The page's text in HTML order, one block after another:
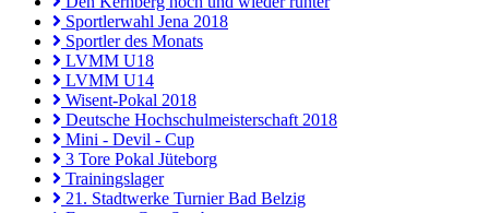
Sportlerwahl Jena 2018
Sportler des Monats
LVMM U18
LVMM U14
Wisent-Pokal 2018
Deutsche Hochschulmeisterschaft 2018
Mini - Devil - Cup
3 Tore Pokal Jüteborg
Trainingslager
21. Stadtwerke Turnier Bad Belzig